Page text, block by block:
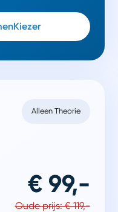
Alleen Theorie
€ 99,-
Oude prijs: € 119,-